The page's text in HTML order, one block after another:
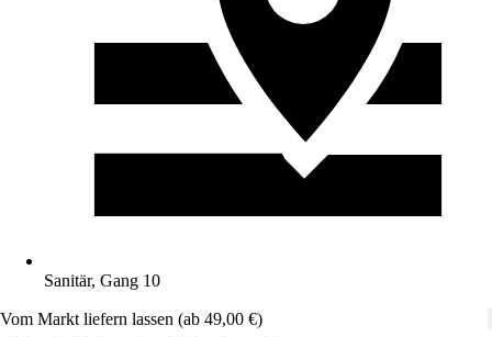
Sanitär, Gang 10
Vom Markt liefern lassen (ab 49,00 €)